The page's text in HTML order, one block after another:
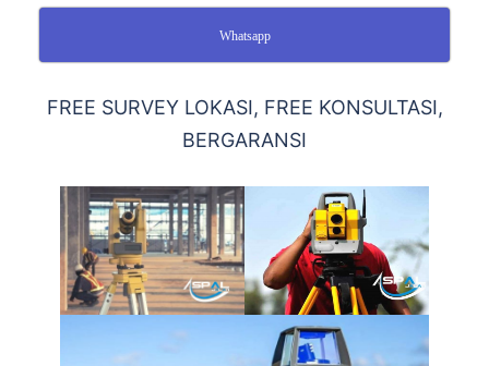
Whatsapp
FREE SURVEY LOKASI, FREE KONSULTASI,
BERGARANSI